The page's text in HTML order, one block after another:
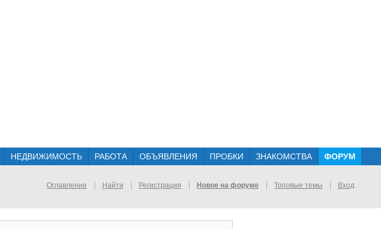
НЕДВИЖИМОСТЬ РАБОТА ОБЪЯВЛЕНИЯ ПРОБКИ ЗНАКОМСТВА ФОРУМ
Оглавление Найти Регистрация Новое на форуме Топовые темы Вход